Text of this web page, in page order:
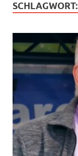
SCHLAGWORT: